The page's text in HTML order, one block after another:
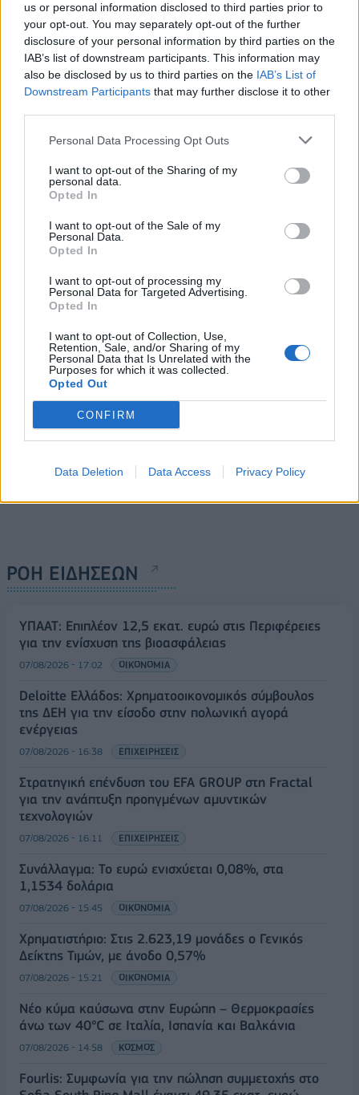
us or personal information disclosed to third parties prior to
your opt-out. You may separately opt-out of the further
disclosure of your personal information by third parties on the
IAB’s list of downstream participants. This information may
also be disclosed by us to third parties on the IAB’s List of
Downstream Participants that may further disclose it to other
Personal Data Processing Opt Outs
I want to opt-out of the Sharing of my
personal data.
Opted In
I want to opt-out of the Sale of my
Personal Data.
Opted In
I want to opt-out of processing my
Personal Data for Targeted Advertising.
Opted In
I want to opt-out of Collection, Use,
Retention, Sale, and/or Sharing of my
Personal Data that Is Unrelated with the
Purposes for which it was collected.
Opted Out
CONFIRM
Data Deletion Data Access Privacy Policy
Alpha Bank: Για πρώτη φορά το Αρχαίο Θέατρο Επιδαύρου άνοιξε τις
πύλες του σε όλους
Νέο ιστορικό ρεκόρ
εξαγωγών στα 33,4 δισ.
ευρώ για το 2019
21/02/2020 - 12:10
διαπραγμάτευση για το
ψευτομνημόνιο Τουρκίας-
21/02/2020 - 12:40
ΡΟΗ ΕΙΔΗΣΕΩΝ
ΥΠΑΑΤ: Επιπλέον 12,5 εκατ. ευρώ στις Περιφέρειες
για την ενίσχυση της βιοασφάλειας
07/08/2026 - 17:02 ΟΙΚΟΝΟΜΙΑ
Deloitte Ελλάδος: Χρηματοοικονομικός σύμβουλος
της ΔΕΗ για την είσοδο στην πολωνική αγορά
ενέργειας
07/08/2026 - 16:38 ΕΠΙΧΕΙΡΗΣΕΙΣ
Στρατηγική επένδυση του EFA GROUP στη Fractal
για την ανάπτυξη προηγμένων αμυντικών
τεχνολογιών
07/08/2026 - 16:11 ΕΠΙΧΕΙΡΗΣΕΙΣ
Συνάλλαγμα: Το ευρώ ενισχύεται 0,08%, στα
1,1534 δολάρια
07/08/2026 - 15:45 ΟΙΚΟΝΟΜΙΑ
Χρηματιστήριο: Στις 2.623,19 μονάδες ο Γενικός
Δείκτης Τιμών, με άνοδο 0,57%
07/08/2026 - 15:21 ΟΙΚΟΝΟΜΙΑ
Νέο κύμα καύσωνα στην Ευρώπη – Θερμοκρασίες
άνω των 40°C σε Ιταλία, Ισπανία και Βαλκάνια
07/08/2026 - 14:58 ΚΟΣΜΟΣ
Fourlis: Συμφωνία για την πώληση συμμετοχής στο